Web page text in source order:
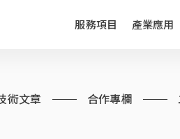
服務項目 產業應用
術文章 合作專欄